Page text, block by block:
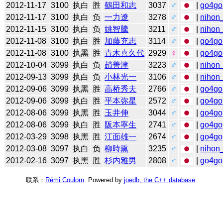
2012-11-17 3100 执白 胜 鶴田和志 3037 ♂ |go4go
2012-11-17 3100 执白 负 一力遼 3278 ♂
2012-11-15 3100 执白 负 姚智騰 3211 ♂
2012-11-08 3100 执白 胜 加藤充志 3114 ♂ |go4go
2012-11-08 3100 执黑 胜 青木喜久代 2929 ♀ |go4go
2012-10-04 3099 执白 负 趙善津 3223 ♂
2012-09-13 3099 执白 负 小林光一 3106 ♂
2012-09-06 3099 执黑 胜 高桥秀夫 2766 ♂ |go4go
2012-09-06 3099 执白 胜 平本弥星 2572 ♂ |go4go
2012-08-06 3099 执黑 胜 玉井伸 3044 ♂ |go4go
2012-08-06 3099 执白 胜 阪本寧生 2741 ♂ |go4go
2012-03-29 3098 执黑 胜 江面雄一 2674 ♂ |go4go
2012-03-08 3097 执白 负 柳時熏 3235 ♂
2012-02-16 3097 执黑 胜 杉内雅男 2808 ♂ |go4go
联系： Rémi Coulom . Powered by joedb, the C++ database